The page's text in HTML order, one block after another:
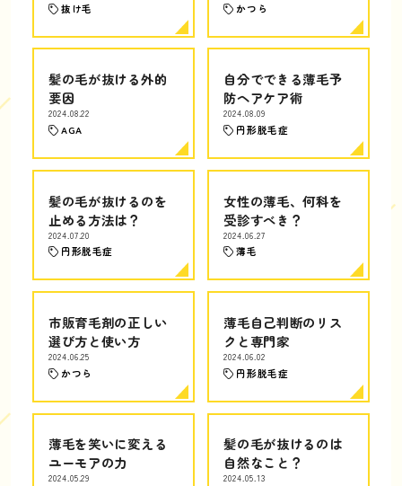
抜け毛 かつら
髪の毛が抜ける外的
要因
2024.08.22
AGA
自分でできる薄毛予
防ヘアケア術
2024.08.09
円形脱毛症
髪の毛が抜けるのを
止める方法は？
2024.07.20
円形脱毛症
女性の薄毛、何科を
受診すべき？
2024.06.27
薄毛
市販育毛剤の正しい
選び方と使い方
2024.06.25
かつら
薄毛自己判断のリス
クと専門家
2024.06.02
円形脱毛症
薄毛を笑いに変える
ユーモアの力
2024.05.29
髪の毛が抜けるのは
自然なこと？
2024.05.13